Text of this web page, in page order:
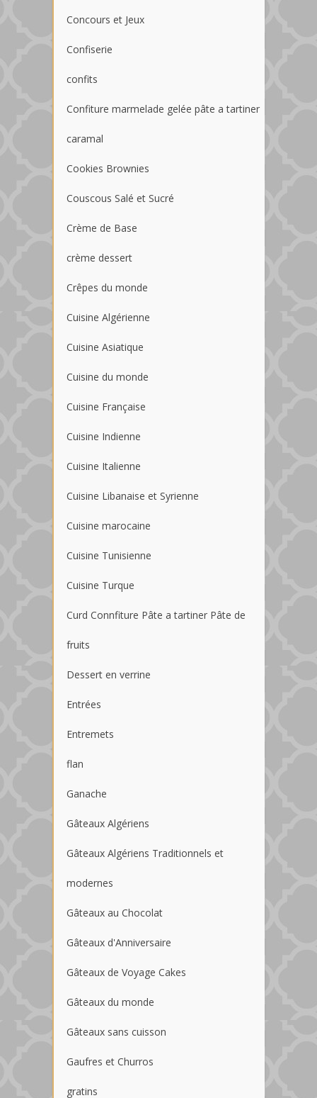
Concours et Jeux
Confiserie
confits
Confiture marmelade gelée pâte a tartiner
caramal
Cookies Brownies
Couscous Salé et Sucré
Crème de Base
crème dessert
Crêpes du monde
Cuisine Algérienne
Cuisine Asiatique
Cuisine du monde
Cuisine Française
Cuisine Indienne
Cuisine Italienne
Cuisine Libanaise et Syrienne
Cuisine marocaine
Cuisine Tunisienne
Cuisine Turque
Curd Connfiture Pâte a tartiner Pâte de
fruits
Dessert en verrine
Entrées
Entremets
flan
Ganache
Gâteaux Algériens
Gâteaux Algériens Traditionnels et
modernes
Gâteaux au Chocolat
Gâteaux d'Anniversaire
Gâteaux de Voyage Cakes
Gâteaux du monde
Gâteaux sans cuisson
Gaufres et Churros
gratins